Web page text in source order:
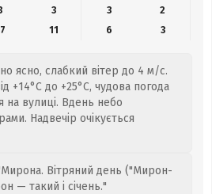
3 3
2
11 6 3
ясно, слабкий вітер до 4 м/с.
+14°C до +25°C, чудова погода
на вулиці. Вдень небо
Надвечір очікується
Вітряний день ("Мирон-
— такий і січень."